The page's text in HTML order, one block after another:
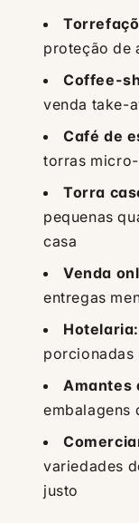
proteção de
Coffee-
venda take-
Café de
torras
Torra
pequenas
casa
Venda
entregas
Hotelaria:
porcionadas
Amantes
embalagens
variedades
justo